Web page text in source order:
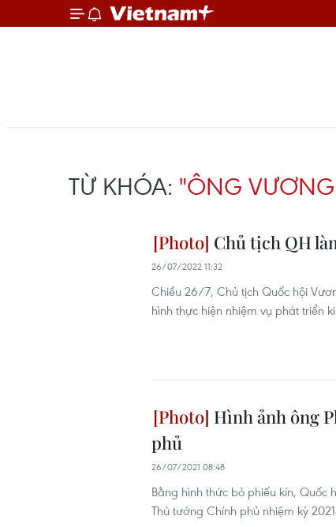
TỪ KHÓA: "ÔNG
Chủ tịch QH
26/07/2022 11:32
Chiều 26/7, Chủ tịch Quốc hội
hình thực hiện nhiệm vụ phát triển
Hình ảnh ông
phủ
26/07/2021 08:48
Bằng hình thức bỏ phiếu kín, Quốc
Thủ tướng Chính phủ nhiệm kỳ